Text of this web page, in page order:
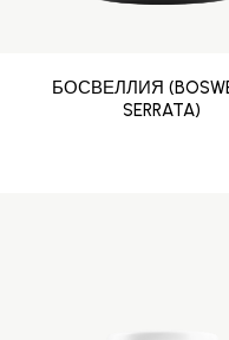
БОСВЕЛЛИЯ
SERRATA)